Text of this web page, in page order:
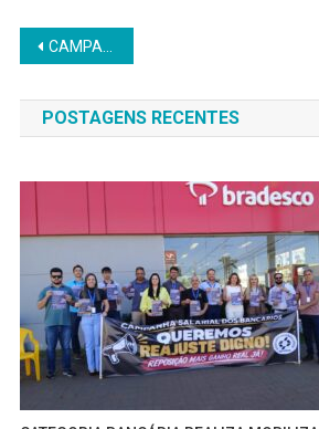
Navegação
de
Post
CAMPANHA SALARIAL 2024 SEEB-JATAÍ ESTEVE PRESENTE NAS MESAS DE NEGOCIAÇÕES
POSTAGENS RECENTES